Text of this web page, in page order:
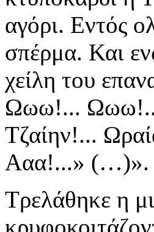
αγόρι. Εντός
σπέρμα. Και
χείλη του
Ωωω!... Ωωω!...
Τζαίην!...
Ααα!...» (…)».
Τρελάθηκε η